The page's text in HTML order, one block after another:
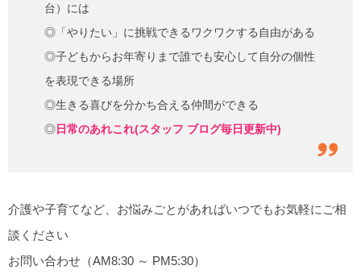
台）には
◎「やりたい」に挑戦できるワクワクする自由がある
◎子どもからお年寄りまで誰でも安心して自分の個性
を表現できる場所
◎生きる喜びを分かち合える仲間ができる
◎日常のあれこれ(スタッフ ブログ毎日更新中)
介護や子育てなど、お悩みごとがあればいつでもお気軽にご相
談ください
お問い合わせ（AM8:30 ～ PM5:30）